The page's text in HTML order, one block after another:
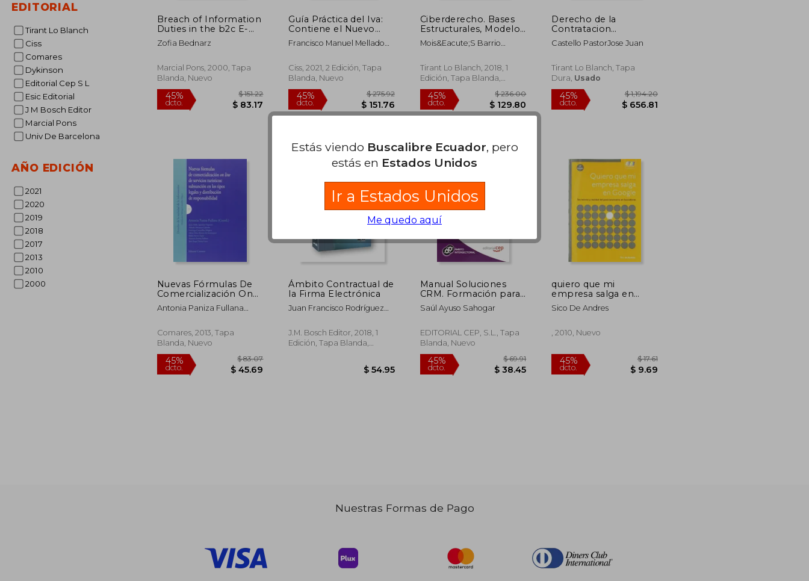
EDITORIAL
Tirant Lo Blanch
Ciss
Comares
Dykinson
Editorial Cep S L
Esic Editorial
J M Bosch Editor
Marcial Pons
Univ De Barcelona
AÑO EDICIÓN
2021
2020
2019
2018
2017
2013
2010
2000
Breach of Information
Duties in the b2c E-
Commerce: A
Comparative
Inglés)
Zofia Bednarz
Marcial Pons, 2000, Tapa
Blanda, Nuevo
45%
dcto.
Guía Práctica del Iva:
Contiene el Nuevo
Régimen del
Comercio Electrónico
Francisco Manuel Mellado
Rodr&Iacute;Guez Vegazo
Ciss, 2021, 2 Edición, Tapa
Blanda, Nuevo
45%
$ 151.76
Ciberderecho. Bases
Estructurales, Modelos
de Regulación e
Instituciones de
Internet (Derecho y
Ticžs)
Mois&Eacute;S Barrio
Tirant Lo Blanch, 2018, 1
Edición, Tapa Blanda,
Usado
45%
Derecho de la
Contratacion
Electronica y
Comercio Electronico
en España
Castello PastorJose Juan
Tirant Lo Blanch, Tapa
Dura, Usado
45%
dcto.
Nuevas Fórmulas De
Comercialización On
Line De Servicios
Turísticos
Antonia Paniza Fullana
Comares, 2013, Tapa
Blanda, Nuevo
Ámbito Contractual de
la Firma Electrónica
Juan Francisco Rodríguez
J.M. Bosch Editor, 2018, 1
Edición, Tapa Blanda,
Manual Soluciones
CRM. Formación para
el Empleo
Saúl Ayuso Sahogar
EDITORIAL CEP, S.L., Tapa
Blanda, Nuevo
quiero que mi
empresa salga en
google
Sico De Andres
, 2010, Nuevo
Nuestras Formas de Pago
Estás viendo Buscalibre Ecuador, pero
estás en Estados Unidos
Ir a Estados Unidos
Me quedo aquí